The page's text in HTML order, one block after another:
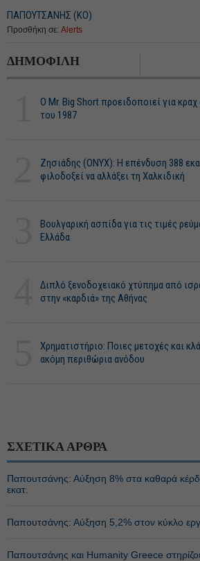
ΠΑΠΟΥΤΣΑΝΗΣ (ΚΟ)
Προσθήκη σε: Alerts
ΔΗΜΟΦΙΛΗ
O Mr. Big Short προειδοποιεί για κραχ
του 1987
Ζησιάδης (ONYX): Η επένδυση 388
φιλοδοξεί να αλλάξει τη Χαλκιδική
Βουλγαρική ασπίδα για τις τιμές
Ελλάδα
Διπλό ξενοδοχειακό χτύπημα από
στην «καρδιά» της Αθήνας
Χρηματιστήριο: Ποιες μετοχές και
ακόμη περιθώρια ανόδου
ΣΧΕΤΙΚΑ ΑΡΘΡΑ
Παπουτσάνης: Αύξηση 8% στα καθαρά
εκατ.
Παπουτσάνης: Αύξηση 5,2% στον κύκλο
Παπουτσάνης και Humanity Greece